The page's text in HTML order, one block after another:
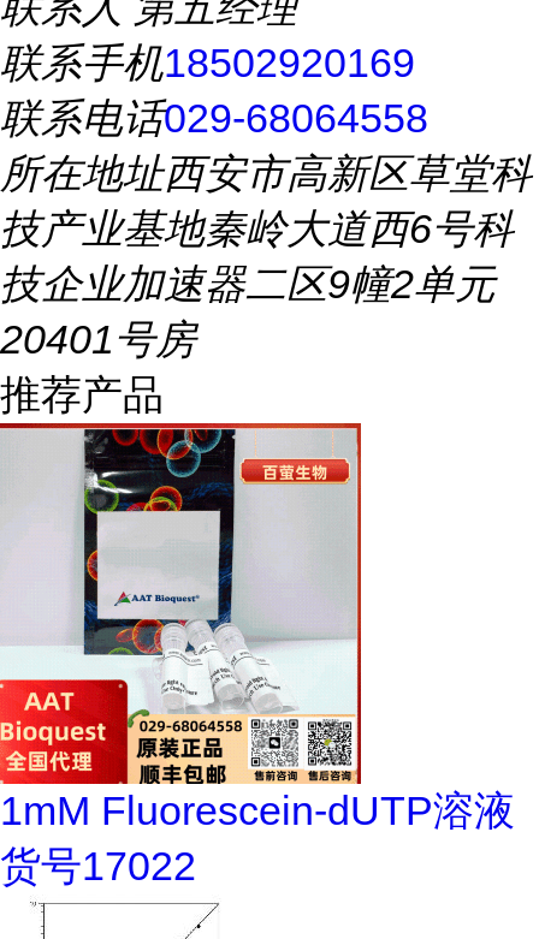
联系手机18502920169
联系电话029-68064558
所在地址西安市高新区草堂科
技产业基地秦岭大道西6号科
技企业加速器二区9幢2单元
20401号房
推荐产品
1mM Fluorescein-dUTP溶液
货号17022